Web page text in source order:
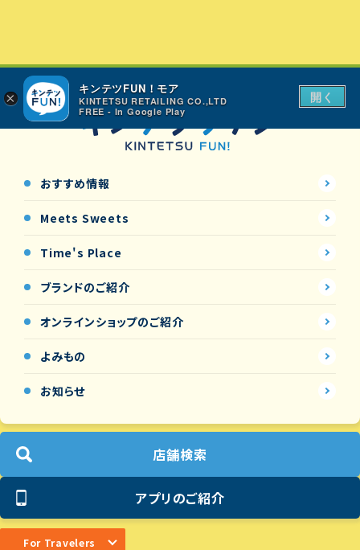
おすすめ情報
Meets Sweets
Time's Place
ブランドのご紹介
オンラインショップのご紹介
よみもの
お知らせ
店舗検索
アプリのご紹介
For Travelers
×
キンテツFUN！モア
KINTETSU RETAILING CO.,LTD
FREE - In Google Play
開く